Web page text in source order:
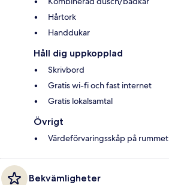
Hårtork
Handdukar
Håll dig uppkopplad
Skrivbord
Gratis wi-fi och fast internet
Gratis lokalsamtal
Övrigt
Värdeförvaringsskåp på rummet
Bekvämligheter